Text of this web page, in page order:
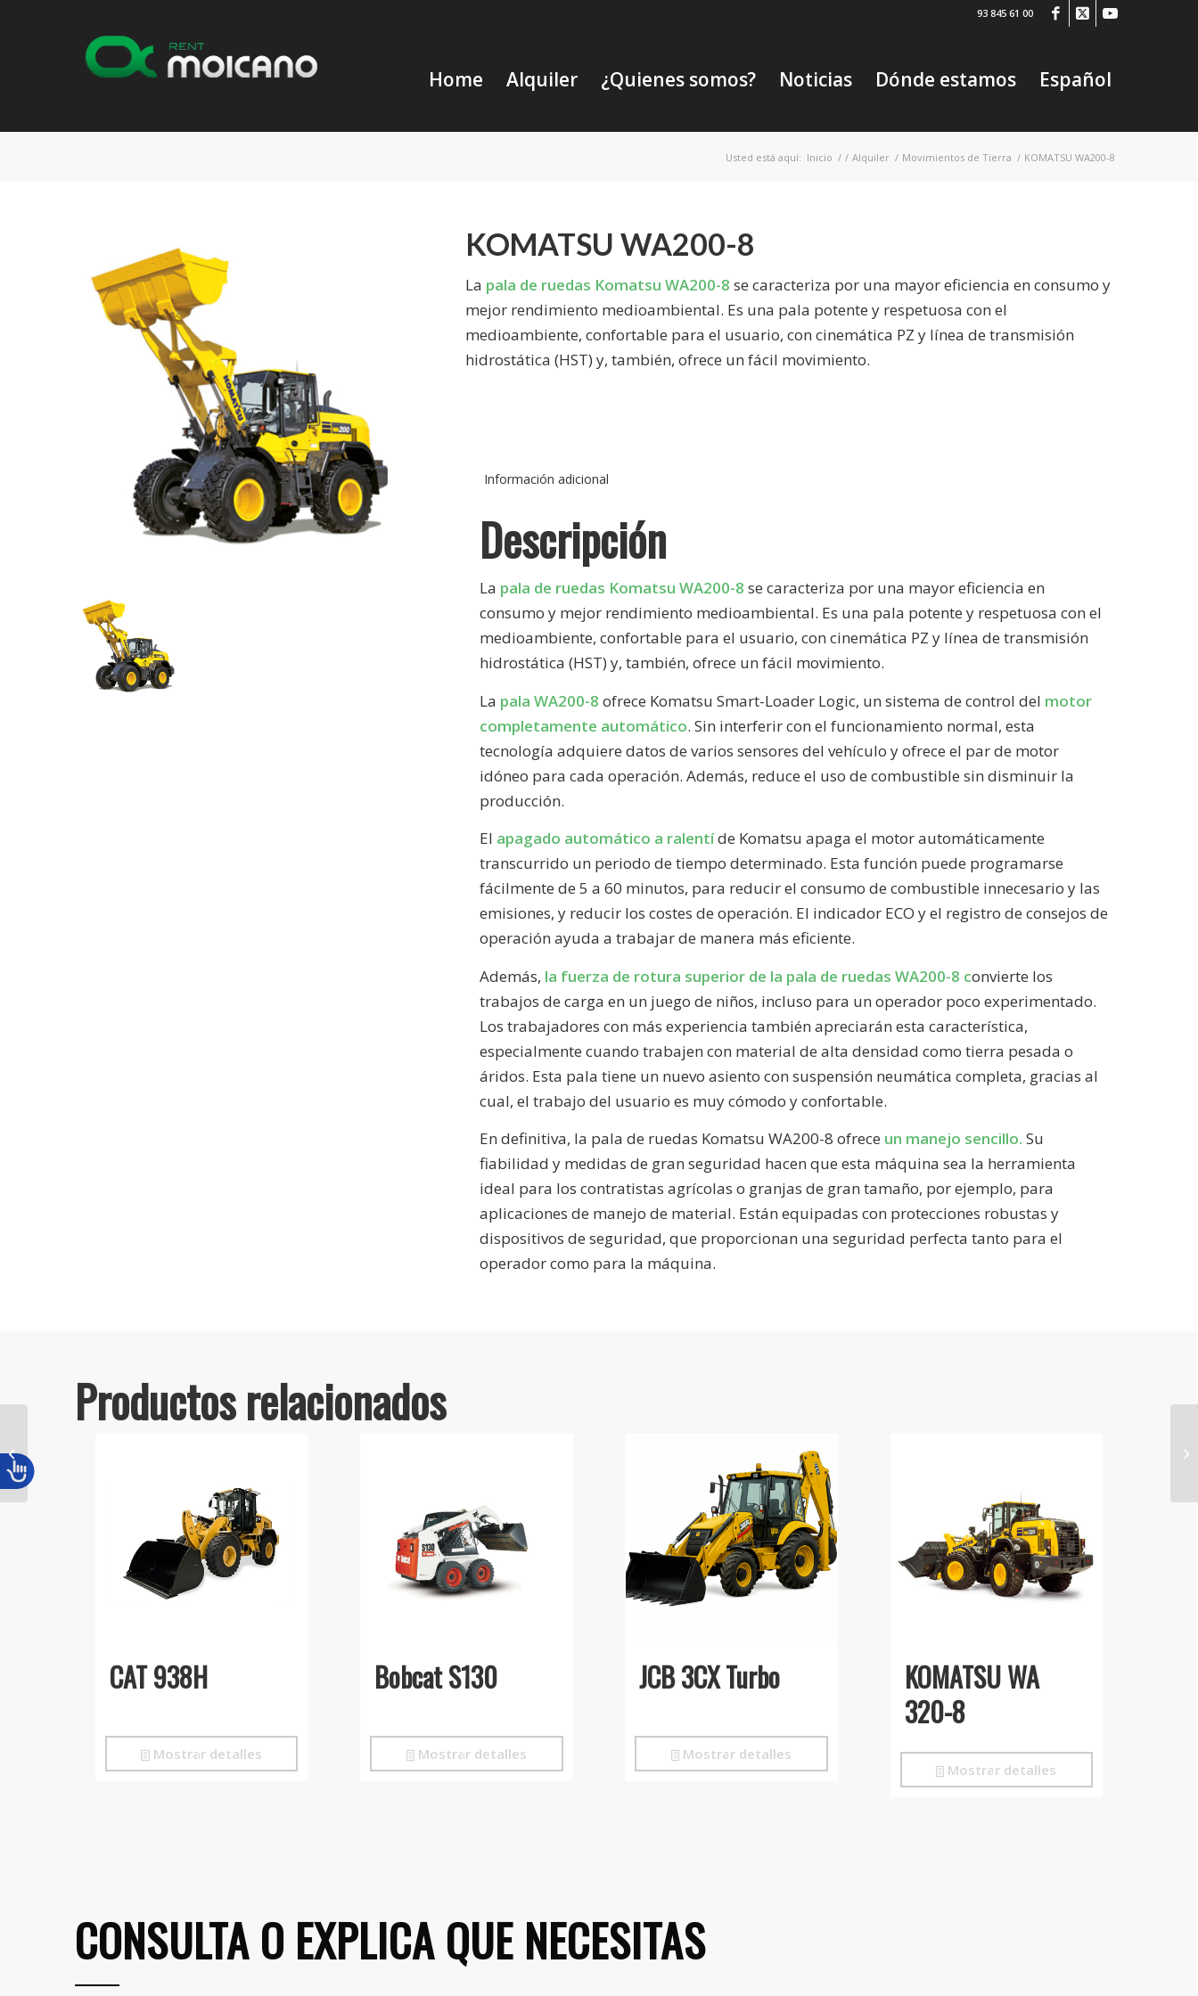
93 845 61 00
Home Alquiler ¿Quienes somos? Noticias Dónde estamos Español
Usted está aquí: Inicio / / Alquiler / Movimientos de Tierra / KOMATSU WA200-8
KOMATSU WA200-8
La pala de ruedas Komatsu WA200-8 se caracteriza por una mayor eficiencia en consumo y
mejor rendimiento medioambiental. Es una pala potente y respetuosa con el
medioambiente, confortable para el usuario, con cinemática PZ y línea de transmisión
hidrostática (HST) y, también, ofrece un fácil movimiento.
Información adicional
Descripción
La pala de ruedas Komatsu WA200-8 se caracteriza por una mayor eficiencia en
consumo y mejor rendimiento medioambiental. Es una pala potente y respetuosa con el
medioambiente, confortable para el usuario, con cinemática PZ y línea de transmisión
hidrostática (HST) y, también, ofrece un fácil movimiento.
La pala WA200-8 ofrece Komatsu Smart-Loader Logic, un sistema de control del motor
completamente automático. Sin interferir con el funcionamiento normal, esta
tecnología adquiere datos de varios sensores del vehículo y ofrece el par de motor
idóneo para cada operación. Además, reduce el uso de combustible sin disminuir la
producción.
El apagado automático a ralentíde Komatsu apaga el motor automáticamente
transcurrido un periodo de tiempo determinado. Esta función puede programarse
fácilmente de 5 a 60 minutos, para reducir el consumo de combustible innecesario y las
emisiones, y reducir los costes de operación. El indicador ECO y el registro de consejos de
operación ayuda a trabajar de manera más eficiente.
Además, la fuerza de rotura superior de la pala de ruedas WA200-8 convierte los
trabajos de carga en un juego de niños, incluso para un operador poco experimentado.
Los trabajadores con más experiencia también apreciarán esta característica,
especialmente cuando trabajen con material de alta densidad como tierra pesada o
áridos. Esta pala tiene un nuevo asiento con suspensión neumática completa, gracias al
cual, el trabajo del usuario es muy cómodo y confortable.
En definitiva, la pala de ruedas Komatsu WA200-8 ofrece un manejo sencillo. Su
fiabilidad y medidas de gran seguridad hacen que esta máquina sea la herramienta
ideal para los contratistas agrícolas o granjas de gran tamaño, por ejemplo, para
aplicaciones de manejo de material. Están equipadas con protecciones robustas y
dispositivos de seguridad, que proporcionan una seguridad perfecta tanto para el
operador como para la máquina.
Productos relacionados
CAT 938H
Mostrar detalles
Bobcat S130
Mostrar detalles
JCB 3CX Turbo
Mostrar detalles
KOMATSU WA
320-8
Mostrar detalles
CONSULTA O EXPLICA QUE NECESITAS